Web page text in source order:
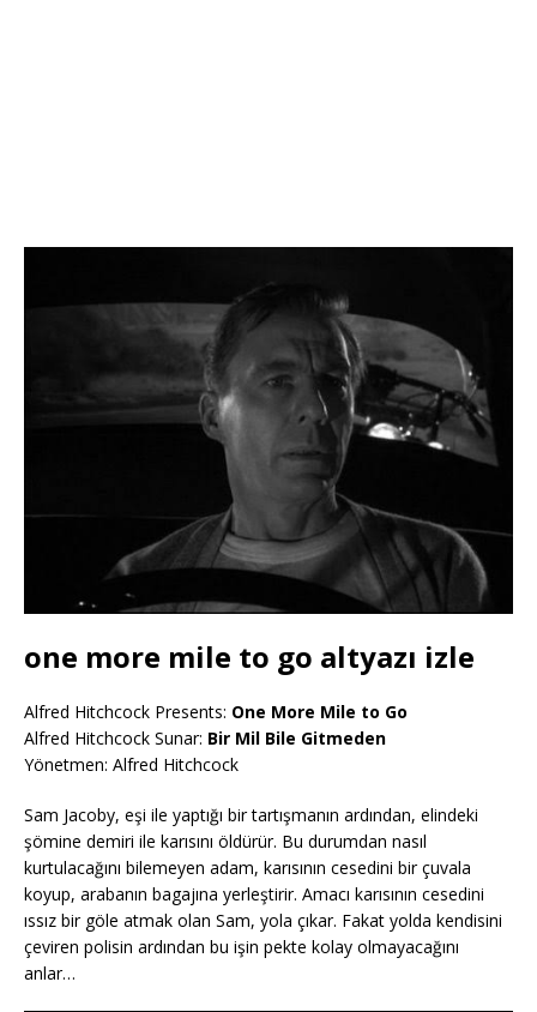
one more mile to go altyazı izle
Alfred Hitchcock Presents: One More Mile to Go
Alfred Hitchcock Sunar: Bir Mil Bile Gitmeden
Yönetmen: Alfred Hitchcock
Sam Jacoby, eşi ile yaptığı bir tartışmanın ardından, elindeki
şömine demiri ile karısını öldürür. Bu durumdan nasıl
kurtulacağını bilemeyen adam, karısının cesedini bir çuvala
koyup, arabanın bagajına yerleştirir. Amacı karısının cesedini
ıssız bir göle atmak olan Sam, yola çıkar. Fakat yolda kendisini
çeviren polisin ardından bu işin pekte kolay olmayacağını
anlar…